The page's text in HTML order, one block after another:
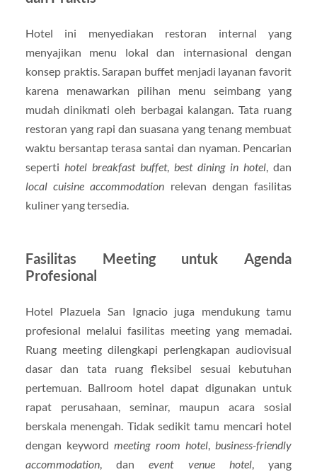
Hotel ini menyediakan restoran internal yang
menyajikan menu lokal dan internasional dengan
konsep praktis. Sarapan buffet menjadi layanan favorit
karena menawarkan pilihan menu seimbang yang
mudah dinikmati oleh berbagai kalangan. Tata ruang
restoran yang rapi dan suasana yang tenang membuat
waktu bersantap terasa santai dan nyaman. Pencarian
seperti hotel breakfast buffet,best dining in hotel, dan
local cuisine accommodation relevan dengan fasilitas
kuliner yang tersedia.
Fasilitas Meeting untuk Agenda
Profesional
Hotel Plazuela San Ignacio juga mendukung tamu
profesional melalui fasilitas meeting yang memadai.
Ruang meeting dilengkapi perlengkapan audiovisual
dasar dan tata ruang fleksibel sesuai kebutuhan
pertemuan. Ballroom hotel dapat digunakan untuk
rapat perusahaan, seminar, maupun acara sosial
berskala menengah. Tidak sedikit tamu mencari hotel
dengan keywordmeeting room hotel,business-friendly
accommodation, danevent venue hotel, yang